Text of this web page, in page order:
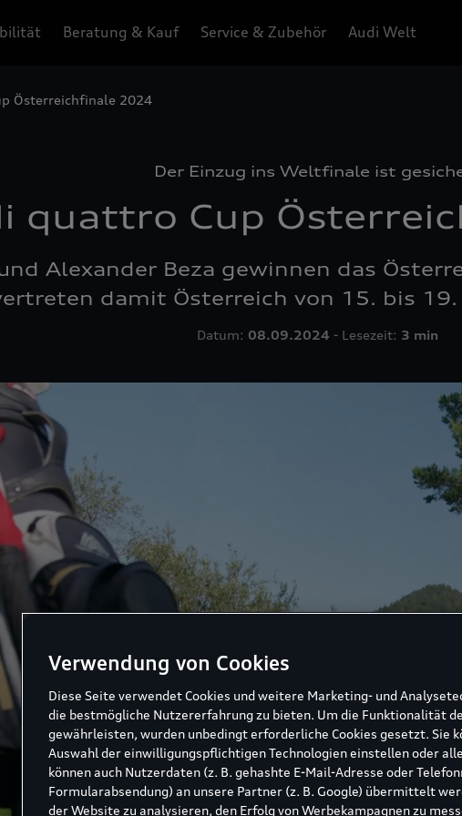
Beratung & Kauf Service & Zubehör Audi Welt
Österreichfinale 2024
Der Einzug ins Weltfinale ist
quattro Cup
Alexander Beza gewinnen das
damit Österreich von 15. bis
Datum: 08.09.2024- Lesezeit: 3 min
Verwendung von Cookies
Diese Seite verwendet Cookies und weitere Marketing- und
die bestmögliche Nutzererfahrung zu bieten. Um die Funktionalität
gewährleisten, wurden unbedingt erforderliche Cookies gesetzt. Sie
Auswahl der einwilligungspflichtigen Technologien einstellen oder
können auch Nutzerdaten (z. B. gehashte E-Mail-Adresse oder
Formularabsendung) an unsere Partner (z. B. Google) übermittelt
der Website zu analysieren, den Erfolg von Werbekampagnen zu